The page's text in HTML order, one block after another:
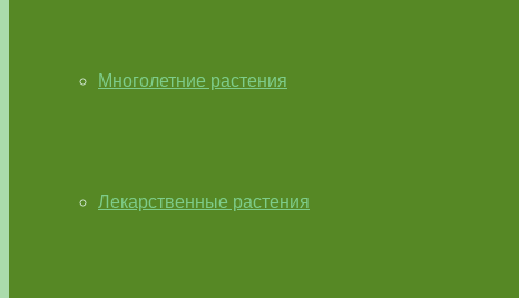
Многолетние растения
Лекарственные растения